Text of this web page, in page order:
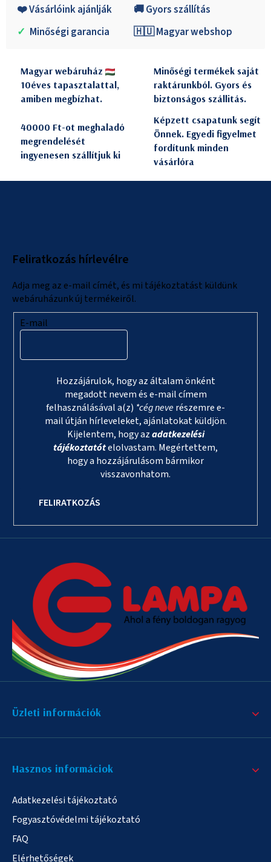
❤️ Vásárlóink ajánlják
🚚 Gyors szállítás
✓ Minőségi garancia 🇭🇺 Magyar webshop
Magyar webáruház
10éves tapasztalattal,
amiben megbízhat.
Minőségi termékek saját
raktárunkból. Gyors és
biztonságos szállitás.
40000 Ft-ot meghaladó
megrendelését
ingyenesen szállítjuk ki
Képzett csapatunk segít
Önnek. Egyedi figyelmet
fordítunk minden
vásárlóra
Feliratkozás hírlevélre
Adja meg az e-mail címét, és mi tájékoztatást küldünk
webáruházunk új termékeiről.
E-mail
Hozzájárulok, hogy az általam önként
megadott nevem és e-mail címem
felhasználásával a(z) *cég neverészemre e-
mail útján hírleveleket, ajánlatokat küldjön.
Kijelentem, hogy azadatkezelési
tájékoztatótelolvastam. Megértettem,
hogy a hozzájárulásom bármikor
visszavonhatom.
FELIRATKOZÁS
Üzleti információk
Hasznos informáciok
Adatkezelési tájékoztató
Fogyasztóvédelmi tájékoztató
FAQ
Elérhetőségek